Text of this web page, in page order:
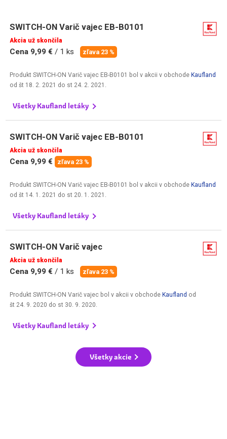
SWITCH-ON Varič vajec EB-B0101
Akcia už skončila
Cena 9,99 € / 1 ks zľava 23 %
Produkt SWITCH-ON Varič vajec EB-B0101 bol v akcii v obchode Kaufland
odšt 18. 2. 2021 do st 24. 2. 2021 .
Všetky Kaufland letáky
SWITCH-ON Varič vajec EB-B0101
Akcia už skončila
Cena 9,99 € zľava 23 %
Produkt SWITCH-ON Varič vajec EB-B0101 bol v akcii v obchode Kaufland
odšt 14. 1. 2021 do st 20. 1. 2021 .
Všetky Kaufland letáky
SWITCH-ON Varič vajec
Akcia už skončila
Cena 9,99 € / 1 ks zľava 23 %
Produkt SWITCH-ON Varič vajec bol v akcii v obchode Kaufland od
št 24. 9. 2020 do st 30. 9. 2020.
Všetky Kaufland letáky
Všetky akcie